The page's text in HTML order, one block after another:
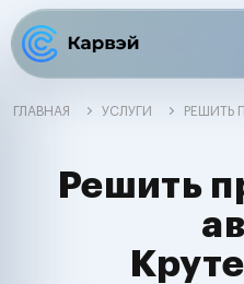
ГЛАВНАЯ УСЛУГИ РЕШИТЬ
Решить